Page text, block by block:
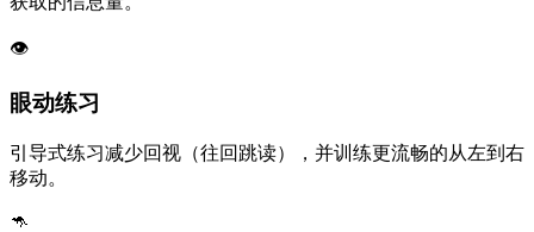
👁️
眼动练习
引导式练习减少回视（往回跳读），并训练更流畅的从左到右
移动。
🦘